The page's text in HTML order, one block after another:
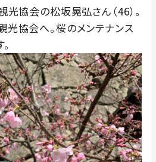
協会の松坂晃弘さん（46）。
協会へ。桜のメンテナンス